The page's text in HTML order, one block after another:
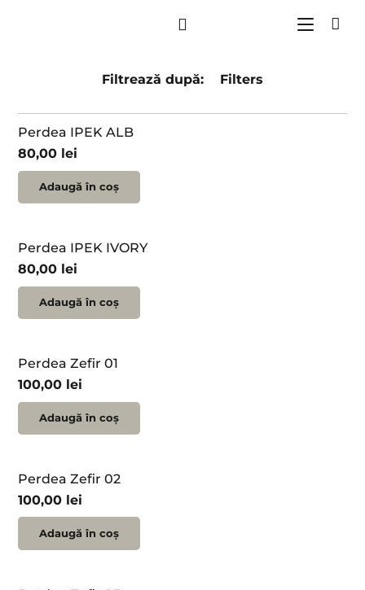
Filtrează după: Filters
Perdea IPEK ALB
80,00 lei
Adaugă în coș
Perdea IPEK IVORY
80,00 lei
Adaugă în coș
Perdea Zefir 01
100,00 lei
Adaugă în coș
Perdea Zefir 02
100,00 lei
Adaugă în coș